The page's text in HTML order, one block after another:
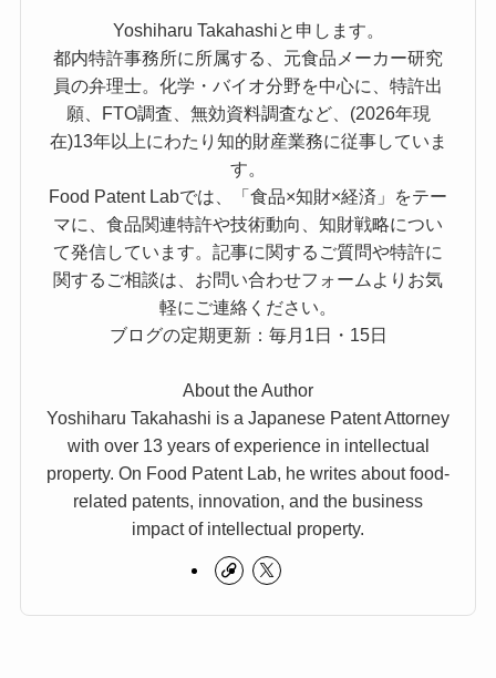
Yoshiharu Takahashiと申します。
都内特許事務所に所属する、元食品メーカー研究
員の弁理士。化学・バイオ分野を中心に、特許出
願、FTO調査、無効資料調査など、(2026年現
在)13年以上にわたり知的財産業務に従事していま
す。
Food Patent Labでは、「食品×知財×経済」をテー
マに、食品関連特許や技術動向、知財戦略につい
て発信しています。記事に関するご質問や特許に
関するご相談は、お問い合わせフォームよりお気
軽にご連絡ください。
ブログの定期更新：毎月1日・15日
About the Author
Yoshiharu Takahashi is a Japanese Patent Attorney
with over 13 years of experience in intellectual
property. On Food Patent Lab, he writes about food-
related patents, innovation, and the business
impact of intellectual property.